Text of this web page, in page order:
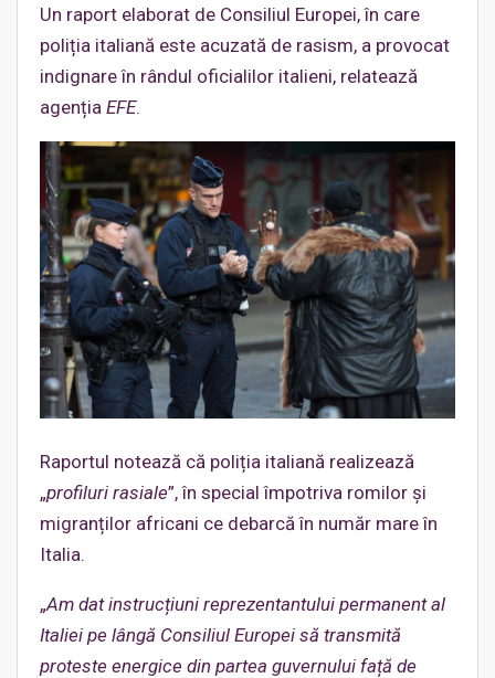
Un raport elaborat de Consiliul Europei, în care
poliția italiană este acuzată de rasism, a provocat
indignare în rândul oficialilor italieni, relatează
agenția EFE.
Raportul notează că poliția italiană realizează
„profiluri rasiale”, în special împotriva romilor și
migranților africani ce debarcă în număr mare în
Italia.
„Am dat instrucțiuni reprezentantului permanent al
Italiei pe lângă Consiliul Europei să transmită
proteste energice din partea guvernului față de